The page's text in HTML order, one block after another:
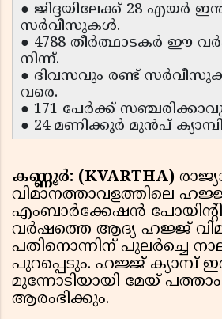
● ജിദ്ദയിലേക്ക് 28 എയർ
സർവീസുകൾ.
● 4788 തീർത്ഥാടകർ ഈ
നിന്ന്.
● ദിവസവും രണ്ട്
വരെ.
● 171 പേർക്ക്
● 24 മണിക്കൂർ മുൻപ്
കണ്ണൂർ: (KVARTHA)
വിമാനത്താവളത്തിലെ
എംബാർക്കേഷൻ
വർഷത്തെ ആദ്യ ഹജ്ജ്
പതിനൊന്നിന് പുലർച്ചെ
പുറപ്പെടും. ഹജ്ജ് ക്യാമ്പ്
മുന്നോടിയായി മേയ്
ആരംഭിക്കും.